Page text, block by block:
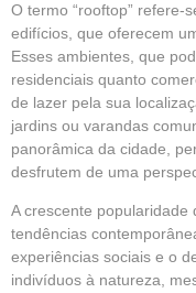
O termo “rooftop” refere-
edifícios, que oferecem
Esses ambientes, que
residenciais quanto
de lazer pela sua
jardins ou varandas
panorâmica da cidade,
desfrutem de uma
A crescente
tendências
experiências sociais e o
indivíduos à natureza,